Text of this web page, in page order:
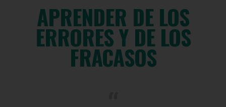
APRENDER DE LOS
ERRORES Y DE LOS
FRACASOS